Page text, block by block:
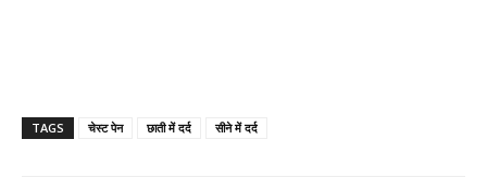
TAGS चेस्ट पेन छाती में दर्द सीने में दर्द